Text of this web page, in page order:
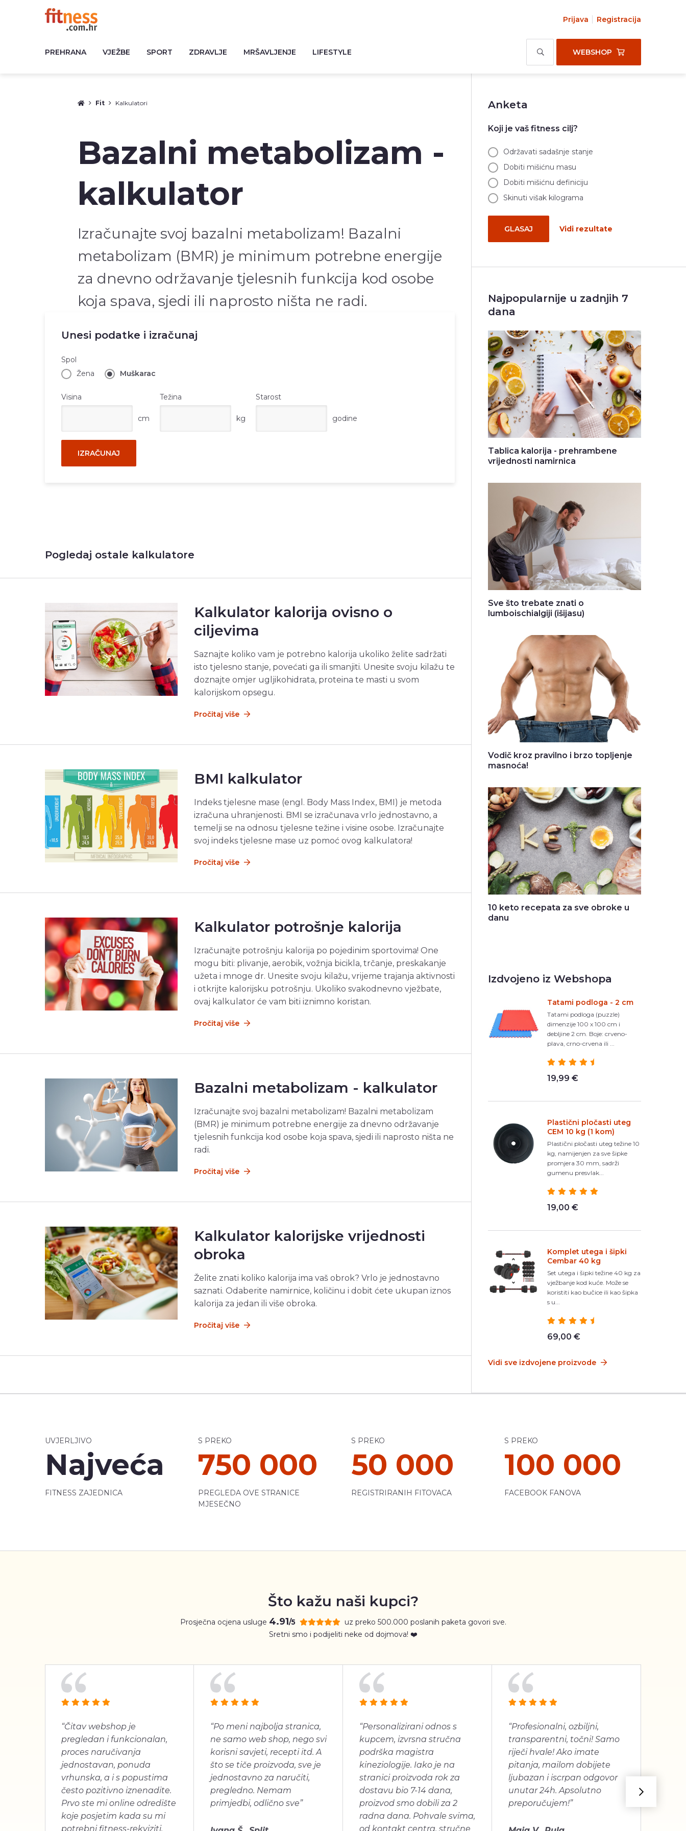
Prijava Registracija
PREHRANA VJEŽBE SPORT ZDRAVLJE MRŠAVLJENJE LIFESTYLE WEBSHOP
Fit Kalkulatori
Bazalni metabolizam -
kalkulator
Izračunajte svoj bazalni metabolizam! Bazalni
metabolizam (BMR) je minimum potrebne energije
za dnevno održavanje tjelesnih funkcija kod osobe
koja spava, sjedi ili naprosto ništa ne radi.
Unesi podatke i izračunaj
Spol
Žena
Muškarac
Visina
cm
Težina
kg
Starost
godine
IZRAČUNAJ
Pogledaj ostale kalkulatore
Kalkulator kalorija ovisno o
ciljevima
Saznajte koliko vam je potrebno kalorija ukoliko želite sadržati
isto tjelesno stanje, povećati ga ili smanjiti. Unesite svoju kilažu te
doznajte omjer ugljikohidrata, proteina te masti u svom
kalorijskom opsegu.
Pročitaj više
BMI kalkulator
Indeks tjelesne mase (engl. Body Mass Index, BMI) je metoda
izračuna uhranjenosti. BMI se izračunava vrlo jednostavno, a
temelji se na odnosu tjelesne težine i visine osobe. Izračunajte
svoj indeks tjelesne mase uz pomoć ovog kalkulatora!
Pročitaj više
Kalkulator potrošnje kalorija
Izračunajte potrošnju kalorija po pojedinim sportovima! One
mogu biti: plivanje, aerobik, vožnja bicikla, trčanje, preskakanje
užeta i mnoge dr. Unesite svoju kilažu, vrijeme trajanja aktivnosti
i otkrijte kalorijsku potrošnju. Ukoliko svakodnevno vježbate,
ovaj kalkulator će vam biti iznimno koristan.
Pročitaj više
Bazalni metabolizam - kalkulator
Izračunajte svoj bazalni metabolizam! Bazalni metabolizam
(BMR) je minimum potrebne energije za dnevno održavanje
tjelesnih funkcija kod osobe koja spava, sjedi ili naprosto ništa ne
radi.
Pročitaj više
Kalkulator kalorijske vrijednosti
obroka
Želite znati koliko kalorija ima vaš obrok? Vrlo je jednostavno
saznati. Odaberite namirnice, količinu i dobit ćete ukupan iznos
kalorija za jedan ili više obroka.
Pročitaj više
Anketa
Koji je vaš fitness cilj?
Održavati sadašnje stanje
Dobiti mišićnu masu
Dobiti mišićnu definiciju
Skinuti višak kilograma
GLASAJ Vidi rezultate
Najpopularnije u zadnjih 7
dana
Tablica kalorija - prehrambene
vrijednosti namirnica
Sve što trebate znati o
lumboischialgiji (išijasu)
Vodič kroz pravilno i brzo topljenje
masnoća!
10 keto recepata za sve obroke u
danu
Izdvojeno iz Webshopa
Tatami podloga - 2 cm
Tatami podloga (puzzle)
dimenzije 100 x 100 cm i
debljine 2 cm. Boje: crveno-
plava, crno-crvena ili ...
19,99 €
Plastični pločasti uteg
CEM 10 kg (1 kom)
Plastični pločasti uteg težine 10
kg, namijenjen za sve šipke
promjera 30 mm, sadrži
gumenu presvlak...
19,00 €
Komplet utega i šipki
Cembar 40 kg
Set utega i šipki težine 40 kg za
vježbanje kod kuće. Može se
koristiti kao bučice ili kao šipka
s u...
69,00 €
Vidi sve izdvojene proizvode
UVJERLJIVO
Najveća
FITNESS ZAJEDNICA
S PREKO
750 000
PREGLEDA OVE STRANICE
MJESEČNO
S PREKO
50 000
REGISTRIRANIH FITOVACA
S PREKO
100 000
FACEBOOK FANOVA
Što kažu naši kupci?
Prosječna ocjena usluge 4.91/5
uz preko 500.000 poslanih paketa govori sve.
Sretni smo i podijeliti neke od dojmova! ❤️
“Čitav webshop je
pregledan i funkcionalan,
proces naručivanja
jednostavan, ponuda
vrhunska, a i s popustima
često pozitivno iznenadite.
Prvo ste mi online odredište
koje posjetim kada su mi
potrebni fitness-rekviziti.
“Po meni najbolja stranica,
ne samo web shop, nego svi
korisni savjeti, recepti itd. A
što se tiče proizvoda, sve je
jednostavno za naručiti,
pregledno. Nemam
primjedbi, odlično sve”
“Personalizirani odnos s
kupcem, izvrsna stručna
podrška magistra
kineziologije. Iako je na
stranici proizvoda rok za
dostavu bio 7-14 dana,
proizvod smo dobili za 2
radna dana. Pohvale svima,
od kontakt centra, stručne
“Profesionalni, ozbiljni,
transparentni, točni! Samo
riječi hvale! Ako imate
pitanja, mailom dobijete
ljubazan i iscrpan odgovor
unutar 24h. Apsolutno
preporučujem!”